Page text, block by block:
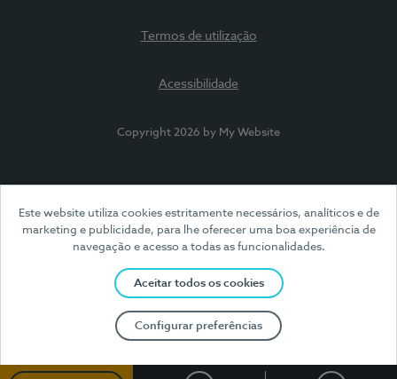
Este website utiliza cookies estritamente necessários, analíticos e de
marketing e publicidade, para lhe oferecer uma boa experiência de
navegação e acesso a todas as funcionalidades.
Aceitar todos os cookies
Configurar preferências
Termos de utilização
Acessibilidade
Copyright 2026 by My Website